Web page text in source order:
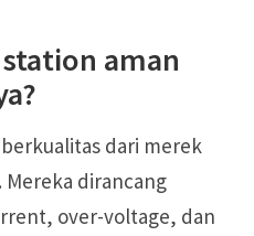
aman
dari merek
dirancang
over-voltage, dan